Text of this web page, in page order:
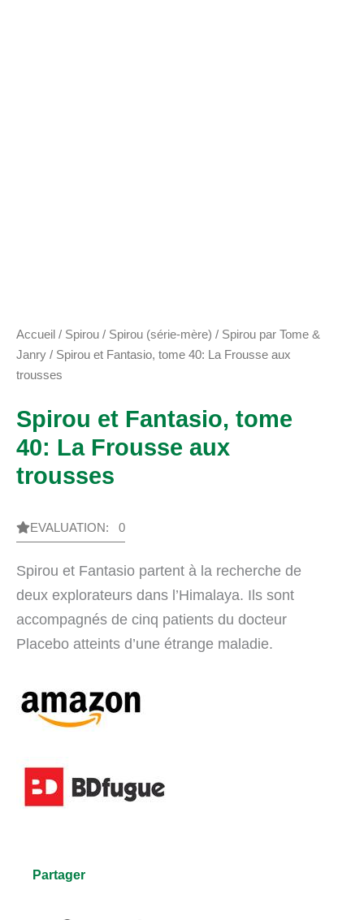
Accueil / Spirou / Spirou (série-mère) / Spirou par Tome &
Janry / Spirou et Fantasio, tome 40: La Frousse aux
trousses
Spirou et Fantasio, tome
40: La Frousse aux
trousses
EVALUATION: 0
Spirou et Fantasio partent à la recherche de
deux explorateurs dans l’Himalaya. Ils sont
accompagnés de cinq patients du docteur
Placebo atteints d’une étrange maladie.
Partager